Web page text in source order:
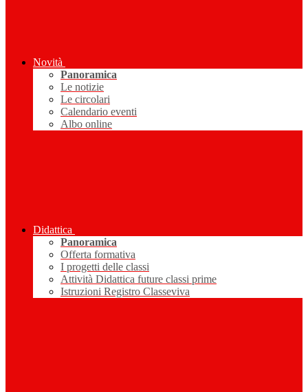
Novità
Panoramica
Le notizie
Le circolari
Calendario eventi
Albo online
Didattica
Panoramica
Offerta formativa
I progetti delle classi
Attività Didattica future classi prime
Istruzioni Registro Classeviva